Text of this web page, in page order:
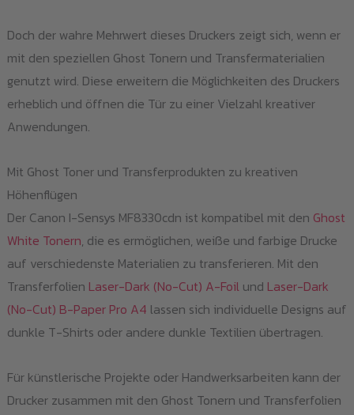
Doch der wahre Mehrwert dieses Druckers zeigt sich, wenn er
mit den speziellen Ghost Tonern und Transfermaterialien
genutzt wird. Diese erweitern die Möglichkeiten des Druckers
erheblich und öffnen die Tür zu einer Vielzahl kreativer
Anwendungen.
Mit Ghost Toner und Transferprodukten zu kreativen
Höhenflügen
Der Canon I-Sensys MF8330cdn ist kompatibel mit den Ghost
White Tonern, die es ermöglichen, weiße und farbige Drucke
auf verschiedenste Materialien zu transferieren. Mit den
Transferfolien Laser-Dark (No-Cut) A-Foilund Laser-Dark
(No-Cut) B-Paper Pro A4 lassen sich individuelle Designs auf
dunkle T-Shirts oder andere dunkle Textilien übertragen.
Für künstlerische Projekte oder Handwerksarbeiten kann der
Drucker zusammen mit den Ghost Tonern und Transferfolien